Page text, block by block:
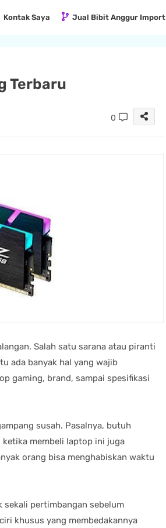
Kontak Saya Jual Bibit Anggur Import
Terbaru
0
Salah satu sarana atau piranti
ada banyak hal yang wajib
gaming, brand, sampai spesifikasi
susah. Pasalnya, butuh
membeli laptop ini juga
orang bisa menghabiskan waktu
sekali pertimbangan sebelum
khusus yang membedakannya